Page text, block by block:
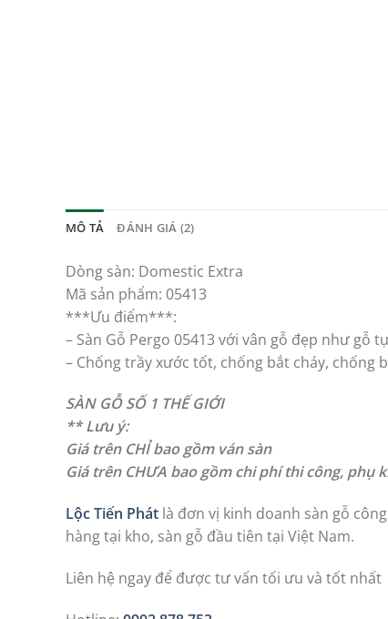
MÔ TẢ ĐÁNH GIÁ (2)
Dòng sàn: Domestic Extra
Mã sản phẩm: 05413
***Ưu điểm***:
– Sàn Gỗ Pergo 05413 với vân gỗ đẹp như gỗ
– Chống trầy xước tốt, chống bắt cháy, chống
SÀN GỖ SỐ 1 THẾ GIỚI
** Lưu ý:
Giá trên CHỈ bao gồm ván sàn
Giá trên CHƯA bao gồm chi phí thi công, phụ
Lộc Tiến Phát là đơn vị kinh doanh sàn gỗ
hàng tại kho, sàn gỗ đầu tiên tại Việt Nam.
Liên hệ ngay để được tư vấn tối ưu và tốt nhất